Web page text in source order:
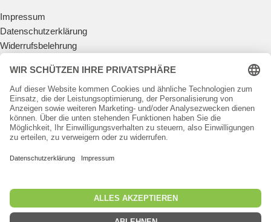
Impressum
Datenschutzerklärung
Widerrufsbelehrung
Allgemeine Geschäftsbedingungen
Zahlungsmöglichkeiten
Versandkosten
Batteriegesetz
Teilnahmebedingungen Gewinnspiel
KUNDENKONTO
Passwort vergessen